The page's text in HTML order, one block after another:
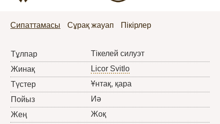
Сипаттамасы Сұрақ жауап Пікірлер
Тұлпар
Тікелей силуэт
Жинақ
Licor Svitlo
Түстер
Ұнтақ, қара
Пойыз
Иә
Жең
Жоқ